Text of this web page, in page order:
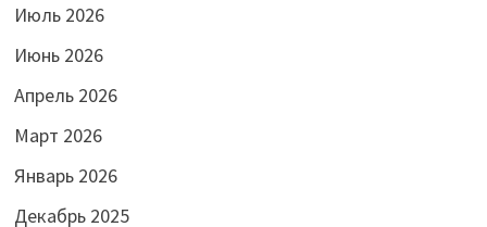
Июль 2026
Июнь 2026
Апрель 2026
Март 2026
Январь 2026
Декабрь 2025